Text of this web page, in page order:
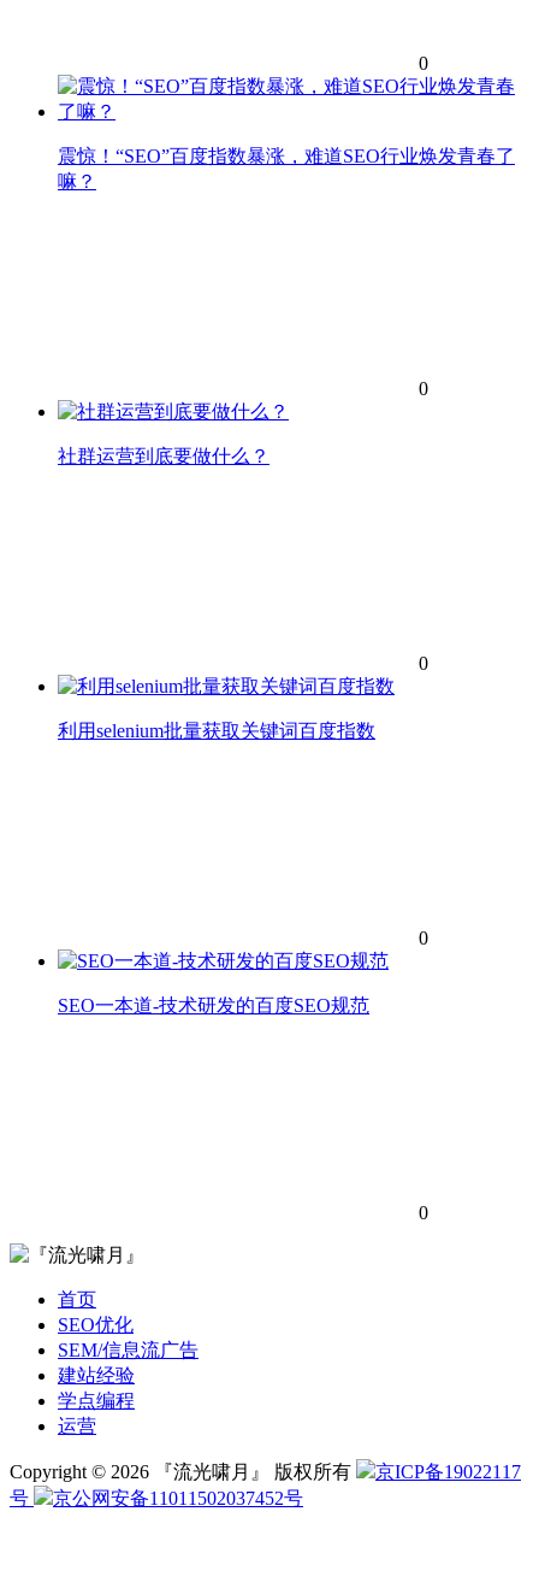
0
震惊！“SEO”百度指数暴涨，难道SEO行业焕发青春了
嘛？
0
社群运营到底要做什么？
0
利用selenium批量获取关键词百度指数
0
SEO一本道-技术研发的百度SEO规范
0
首页
SEO优化
SEM/信息流广告
建站经验
学点编程
运营
Copyright © 2026 『流光啸月』 版权所有
京ICP备19022117
号
京公网安备11011502037452号